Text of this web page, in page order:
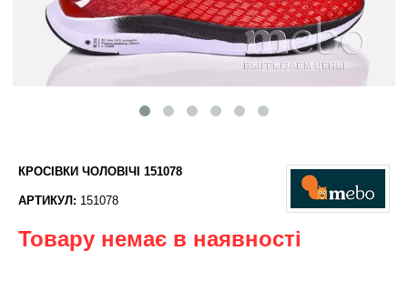
КРОСІВКИ ЧОЛОВІЧІ 151078
АРТИКУЛ: 151078
Товару немає в наявності